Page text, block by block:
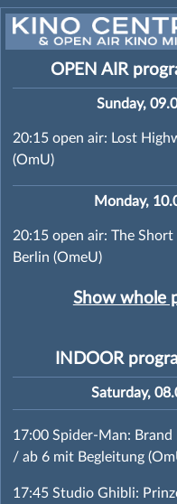
OPEN AIR
Sunday,
20:15 open air: Lost
(OmU)
Monday,
20:15 open air: The
Berlin (OmeU)
Show whole
INDOOR
Saturday,
17:00 Spider-Man: Brand
/ ab 6 mit Begleitung
17:45 Studio Ghibli: